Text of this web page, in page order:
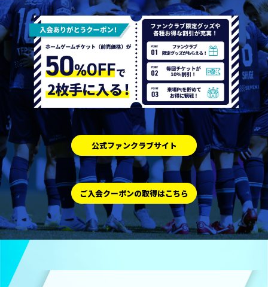
公式ファンクラブサイト
ご入会クーポンの取得はこちら